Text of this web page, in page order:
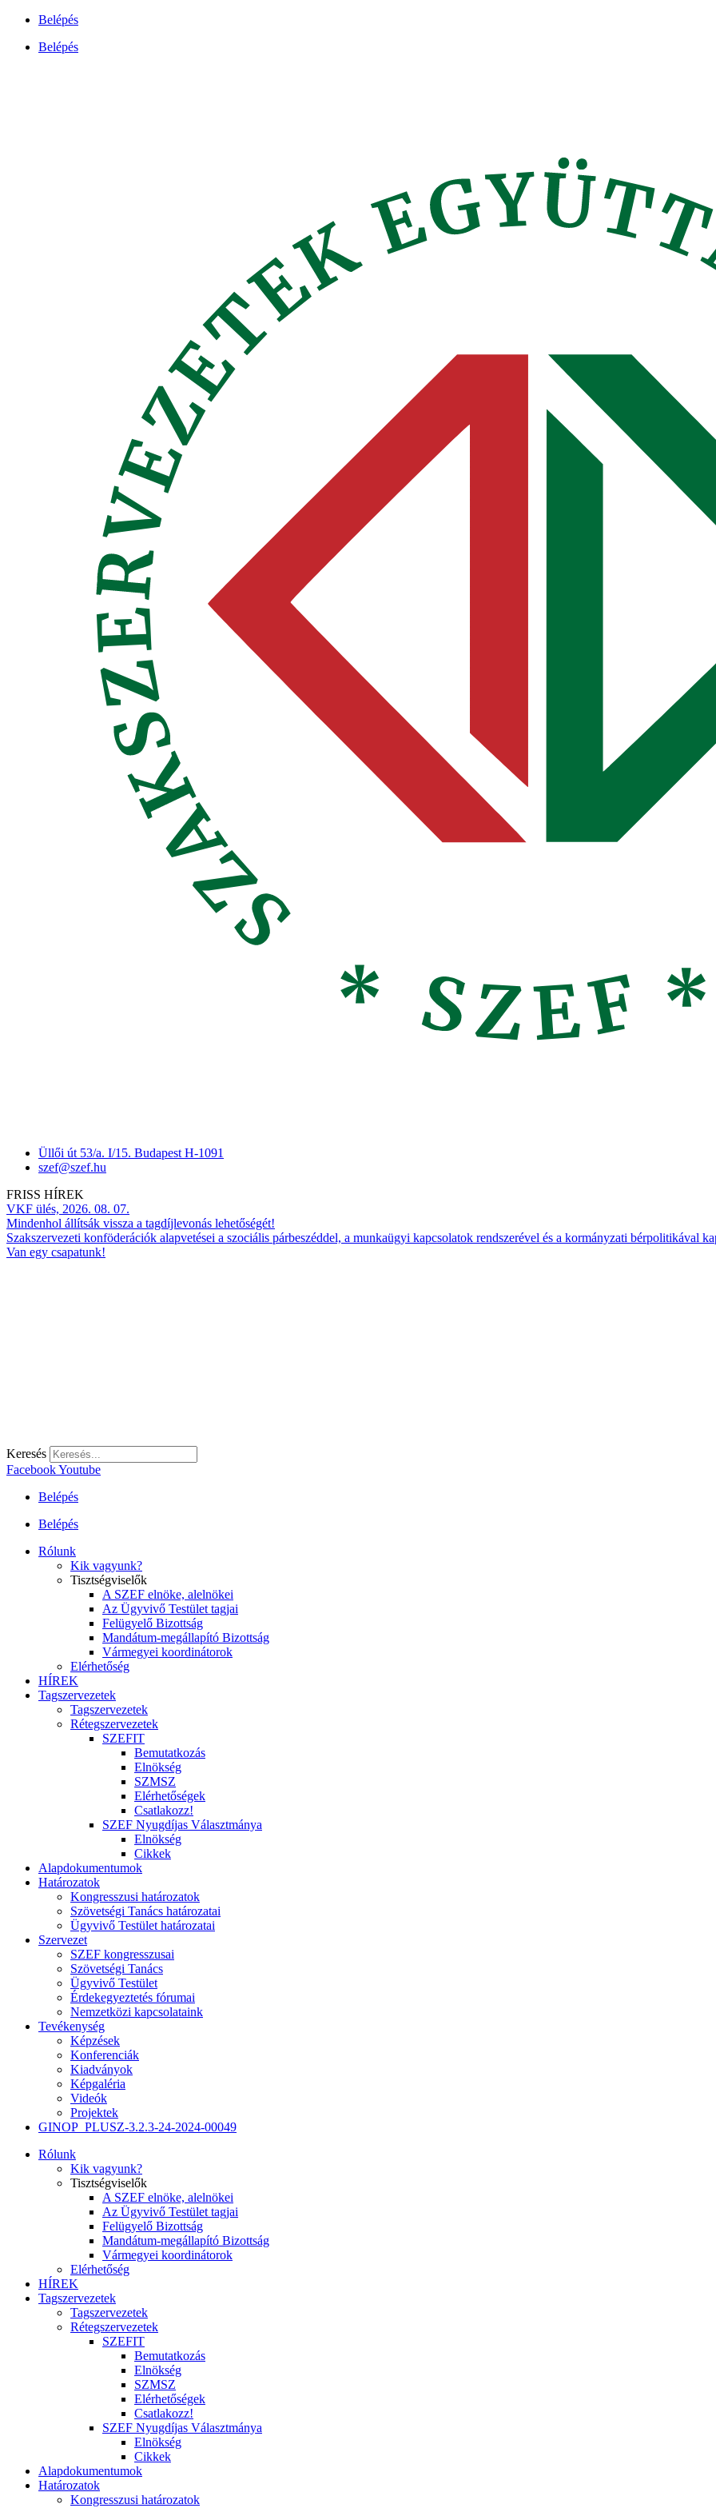
Ugrás
tartalomhoz
Belépés
Belépés
Üllői út 53/a. I/15. Budapest H-1091
szef@szef.hu
FRISS HÍREK
VKF ülés, 2026. 08. 07.
Mindenhol állítsák vissza a tagdíjlevonás lehetőségét!
Szakszervezeti konföderációk alapvetései a szociális párbeszéddel, a munkaügyi kapcsolatok rendszerével és a kormányzati bérpolitikával
Van egy csapatunk!
Keresés
FacebookYoutube
Belépés
Belépés
Rólunk
Kik vagyunk?
Tisztségviselők
A SZEF elnöke, alelnökei
Az Ügyvivő Testület tagjai
Felügyelő Bizottság
Mandátum-megállapító Bizottság
Vármegyei koordinátorok
Elérhetőség
HÍREK
Tagszervezetek
Tagszervezetek
Rétegszervezetek
SZEFIT
Bemutatkozás
Elnökség
SZMSZ
Elérhetőségek
Csatlakozz!
SZEF Nyugdíjas Választmánya
Elnökség
Cikkek
Alapdokumentumok
Határozatok
Kongresszusi határozatok
Szövetségi Tanács határozatai
Ügyvivő Testület határozatai
Szervezet
SZEF kongresszusai
Szövetségi Tanács
Ügyvivő Testület
Érdekegyeztetés fórumai
Nemzetközi kapcsolataink
Tevékenység
Képzések
Konferenciák
Kiadványok
Képgaléria
Videók
Projektek
GINOP_PLUSZ-3.2.3-24-2024-00049
Rólunk
Kik vagyunk?
Tisztségviselők
A SZEF elnöke, alelnökei
Az Ügyvivő Testület tagjai
Felügyelő Bizottság
Mandátum-megállapító Bizottság
Vármegyei koordinátorok
Elérhetőség
HÍREK
Tagszervezetek
Tagszervezetek
Rétegszervezetek
SZEFIT
Bemutatkozás
Elnökség
SZMSZ
Elérhetőségek
Csatlakozz!
SZEF Nyugdíjas Választmánya
Elnökség
Cikkek
Alapdokumentumok
Határozatok
Kongresszusi határozatok